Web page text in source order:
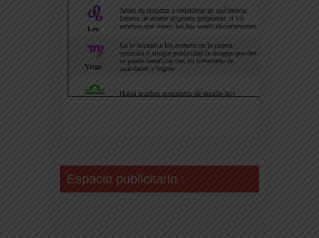
Espacio publicitario